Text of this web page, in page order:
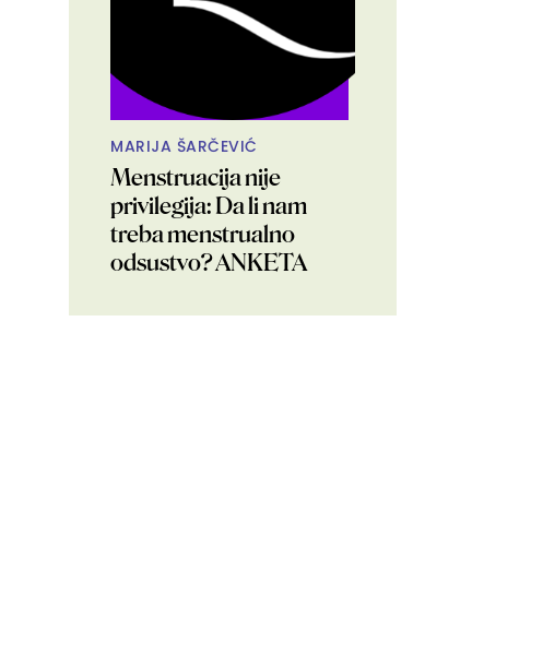
MARIJA ŠARČEVIĆ
Menstruacija nije
privilegija: Da li nam
treba menstrualno
odsustvo? ANKETA